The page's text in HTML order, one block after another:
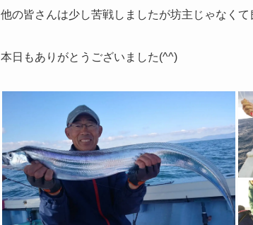
他の皆さんは少し苦戦しましたが坊主じゃなく
本日もありがとうございました(^^)